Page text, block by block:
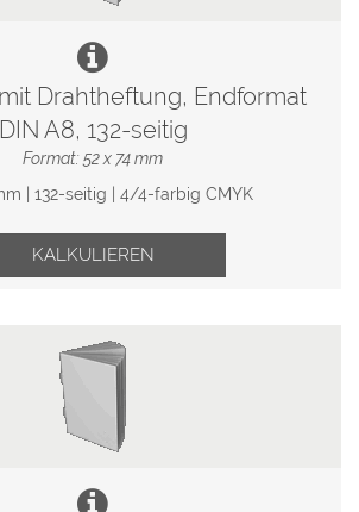
Drahtheftung, Endformat
DIN A8, 132-seitig
Format: 52 x 74 mm
| 132-seitig | 4/4-farbig CMYK
KALKULIEREN